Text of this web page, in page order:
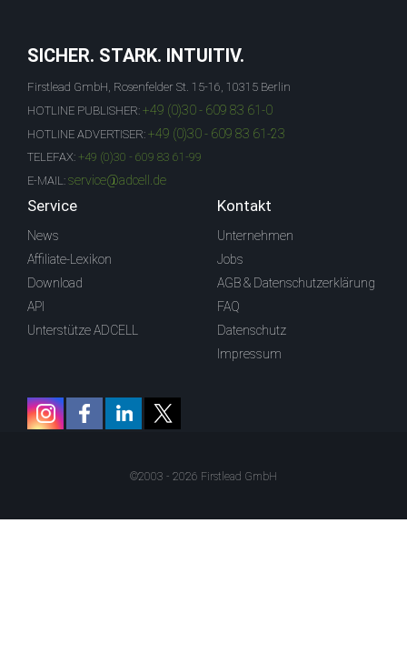
SICHER. STARK. INTUITIV.
Firstlead GmbH, Rosenfelder St. 15-16, 10315 Berlin
HOTLINE PUBLISHER: +49 (0)30 - 609 83 61-0
HOTLINE ADVERTISER: +49 (0)30 - 609 83 61-23
TELEFAX: +49 (0)30 - 609 83 61-99
E-MAIL: service@adcell.de
Service
News
Affiliate-Lexikon
Download
API
Unterstütze ADCELL
Kontakt
Unternehmen
Jobs
AGB & Datenschutzerklärung
FAQ
Datenschutz
Impressum
©2003 - 2026 Firstlead GmbH